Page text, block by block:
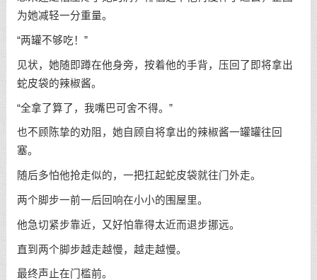
为她减轻一分重量。
“两罐不够吃！”
见状，她随即蹲在他身旁，按着他的手背，压回了即将拿出
蛇皮袋的辣椒酱。
“全拿了算了，我嘴巴可舍不得。”
也不顾陈挚的劝阻，她自顾自将拿出的辣椒酱一罐罐往回
塞。
随后多怕他抢走似的，一把扛起蛇皮袋就往门外走。
两个脚步一前一后回响在小小的围屋里。
他急切紧步靠近，又好怕靠得太近而退步挪远。
直到两个脚步越走越慢，越走越慢。
最终声止在门槛前。